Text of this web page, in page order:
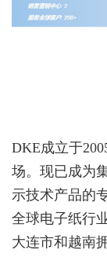
DKE成立于
场。现已成为
示技术产品的
全球电子纸行
大连市和越南